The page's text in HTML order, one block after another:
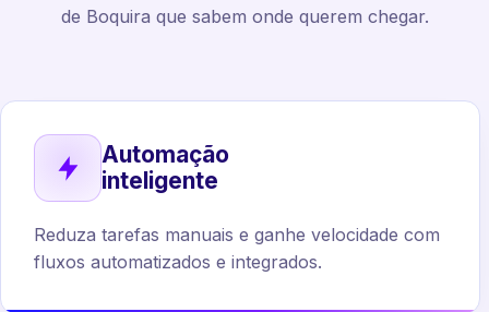
de Boquira que sabem onde querem chegar.
Automação
inteligente
Reduza tarefas manuais e ganhe velocidade com
fluxos automatizados e integrados.